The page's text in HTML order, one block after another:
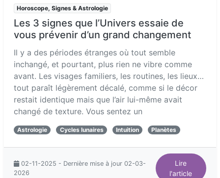
Horoscope, Signes & Astrologie
Les 3 signes que l’Univers essaie de
vous prévenir d’un grand changement
Il y a des périodes étranges où tout semble
inchangé, et pourtant, plus rien ne vibre comme
avant. Les visages familiers, les routines, les lieux…
tout paraît légèrement décalé, comme si le décor
restait identique mais que l’air lui-même avait
changé de texture. Vous sentez un
Astrologie Cycles lunaires Intuition Planètes
02-11-2025 - Dernière mise à jour 02-03-
2026
Lire
l'article